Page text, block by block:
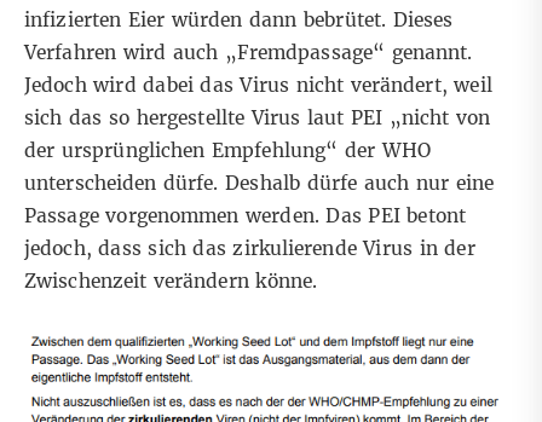
infizierten Eier würden dann bebrütet. Dieses
Verfahren wird auch „Fremdpassage“ genannt.
Jedoch wird dabei das Virus nicht verändert, weil
sich das so hergestellte Virus laut PEI „nicht von
der ursprünglichen Empfehlung“ der WHO
unterscheiden dürfe. Deshalb dürfe auch nur eine
Passage vorgenommen werden. Das PEI betont
jedoch, dass sich das zirkulierende Virus in der
Zwischenzeit verändern könne.